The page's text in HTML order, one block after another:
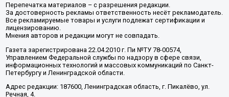
Перепечатка материалов – с разрешения редакции.
За достоверность рекламы ответственность несёт рекламодатель.
Все рекламируемые товары и услуги подлежат сертификации и
лицензированию.
Мнения авторов и редакции могут не совпадать.
Газета зарегистрирована 22.04.2010 г. Пи №ТУ 78-00574,
Управлением Федеральной службы по надзору в сфере связи,
информационных технологий и массовых коммуникаций по Санкт-
Петербургу и Ленинградской области.
Адрес редакции: 187600, Ленинградская область, г. Пикалёво, ул.
Речная, 4.